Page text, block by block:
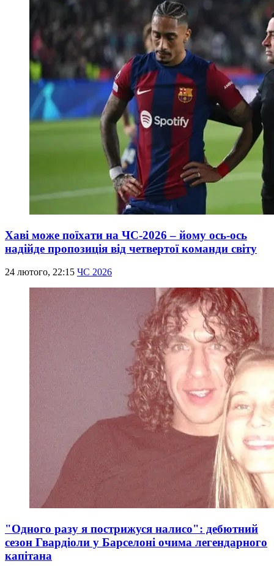
Хаві може поїхати на ЧС-2026 – йому ось-ось
надійде пропозиція від четвертої команди світу
24 лютого, 22:15 ЧС 2026
"Одного разу я пострижуся налисо": дебютний
сезон Гвардіоли у Барселоні очима легендарного
капітана